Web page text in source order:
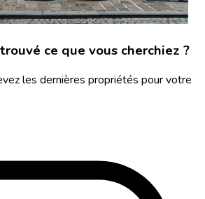
ce que vous cherchiez ?
les dernières propriétés pour votre